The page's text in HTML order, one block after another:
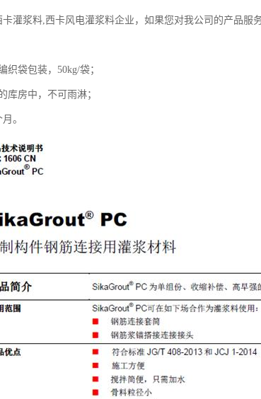
灌浆料,西卡风电灌浆料企业，如果您对我公司的产品服
织袋包装，50kg/袋；
库房中，不可雨淋；
。